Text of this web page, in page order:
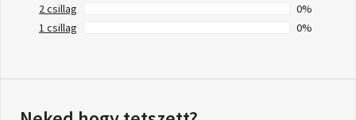
2 csillag
0%
1 csillag
0%